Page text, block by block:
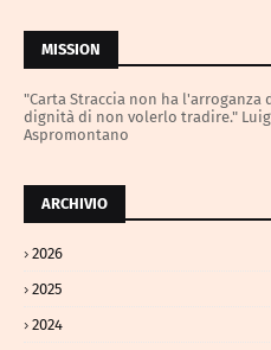
MISSION
"Carta Straccia non ha l'arroganza
dignità di non volerlo tradire."
Aspromontano
ARCHIVIO
2026
2025
2024